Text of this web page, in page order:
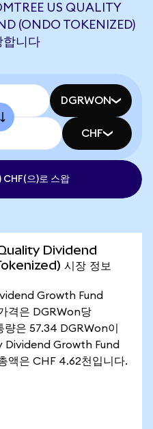
US QUALITY
(ONDO TOKENIZED)
합니다
DGRWON
CHF
CHF(으)로 스왑
Dividend
시장 정보
Growth Fund
격은 DGRWon당
은 57.34 DGRWon이
Dividend Growth Fund
액은 CHF 4.62천입니다.